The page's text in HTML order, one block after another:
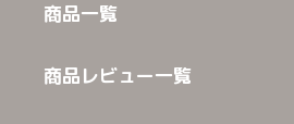
商品一覧
商品レビュー一覧